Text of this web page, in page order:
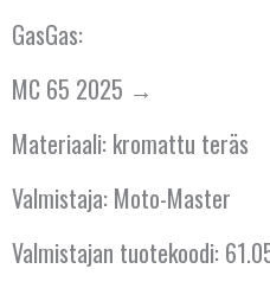
GasGas:
MC 65 2025 →
Materiaali: kromattu teräs
Valmistaja: Moto-Master
Valmistajan tuotekoodi:
KANADA
KREIKKA
KROATIA
KYPROS
LATVIA